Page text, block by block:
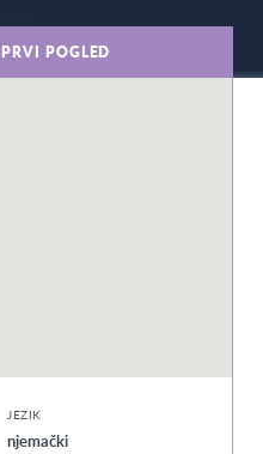
POGLED
JEZIK
njemački